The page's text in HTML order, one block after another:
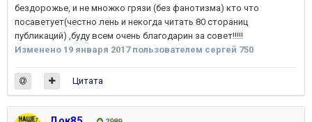
бездорожье, и не множко грязи (без фанотизма) кто что
посаветует(честно лень и некогда читать 80 стораниц
публикаций) ,буду всем очень благодарин за совет!!!!!
Изменено 19 января 2017пользователем сергей 750
Цитата